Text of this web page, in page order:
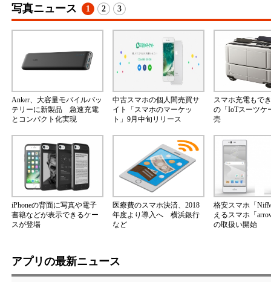
写真ニュース 1 2 3
Anker、大容量モバイルバッ
テリーに新製品 急速充電
とコンパクト化実現
中古スマホの個人間売買サ
イト「スマホのマーケッ
ト」9月中旬リリース
スマホ充電もで
の「IoTスーツケ
売
iPhoneの背面に写真や電子
書籍などが表示できるケー
スが登場
医療費のスマホ決済、2018
年度より導入へ 横浜銀行
など
格安スマホ「
えるスマホ「
の取扱い開始
アプリの最新ニュース